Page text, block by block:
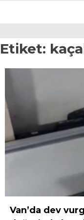
BÖLGE
GÜNDEM
MAGAZIN
POLITIKA
Etiket:
Van’da dev